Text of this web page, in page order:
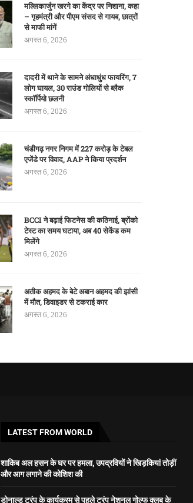
मल्लिकार्जुन खरगे का केंद्र पर निशाना, कहा
– गृहमंत्री और पीएम संसद से गायब, छात्रों
से माफी मांगें
अगस्त 6, 2026
दादरी में थाने के सामने अंधाधुंध फायरिंग, 7
लोग घायल, 30 राउंड गोलियों से ब्लैक
स्कॉर्पियो छलनी
अगस्त 6, 2026
चंडीगढ़ नगर निगम में 227 करोड़ के टेबल
एजेंडे पर विवाद, AAP ने किया प्रदर्शन
अगस्त 6, 2026
BCCI ने बढ़ाई फिटनेस की कठिनाई, ब्रोंको
टेस्ट का समय घटाया, अब 40 सेकेंड कम
मिलेंगे
अगस्त 6, 2026
अतीक अहमद के बेटे अबान अहमद की झांसी
में मौत, डिवाइडर से टकराई कार
अगस्त 6, 2026
LATEST FROM WORLD
शाकिब अल हसन के घर पर हमला, उपद्रवियों ने खिड़कियां तोड़ीं
और आग लगाने की कोशिश की
डोनाल्ड ट्रंप के कार्यक्रम से पहले ट्रंप नेशनल गोल्फ क्लब के